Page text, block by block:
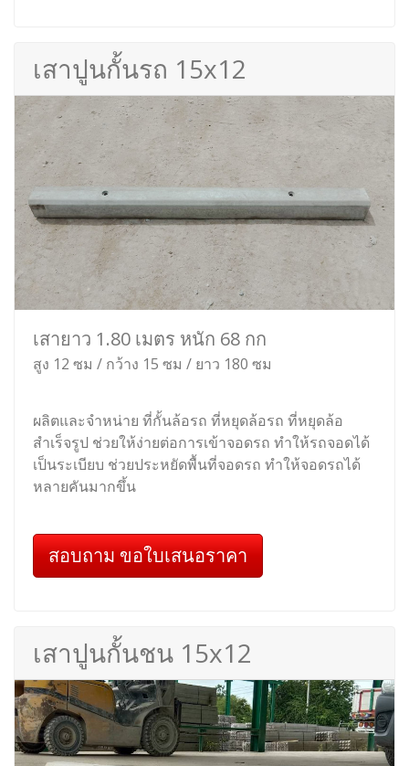
เสาปูนกั้นรถ 15x12
เสายาว 1.80 เมตร หนัก 68 กก
สูง 12 ซม / กว้าง 15 ซม / ยาว 180 ซม
ผลิตและจำหน่าย ที่กั้นล้อรถ ที่หยุดล้อรถ ที่หยุดล้อ
สำเร็จรูป ช่วยให้ง่ายต่อการเข้าจอดรถ ทำให้รถจอดได้
เป็นระเบียบ ช่วยประหยัดพื้นที่จอดรถ ทำให้จอดรถได้
หลายคันมากขึ้น
สอบถาม ขอใบเสนอราคา
เสาปูนกั้นชน 15x12